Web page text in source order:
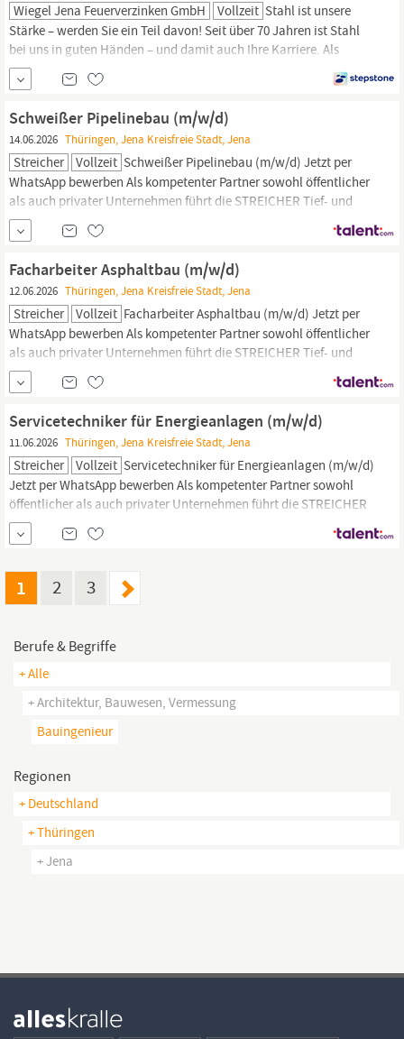
Wiegel Jena Feuerverzinken GmbH Vollzeit Stahl ist unsere
Stärke – werden Sie ein Teil davon! Seit über 70 Jahren ist Stahl
bei uns in guten Händen – und damit auch Ihre Karriere. Als
inhaber­geführtes Familien­unter­nehmen mit über 1.500
Mitarbeitenden an 39 Standorten stehen wir für Sicher­heit,
Wachstum und Qualität im metallischen Korrosions­schutz,
Gittermast- und Tele­kommunikations­bau
Schweißer Pipelinebau (m/w/d)
14.06.2026 Thüringen, Jena Kreisfreie Stadt, Jena
Streicher Vollzeit Schweißer Pipelinebau (m/w/d) Jetzt per
WhatsApp bewerben Als kompetenter Partner sowohl öffentlicher
als auch privater Unternehmen führt die STREICHER Tief- und
Ingenieurbau
Jena
Größenordnungen in Thüringen, Sachsen, Sachsen-Anhalt,
Berlin, Brandenburg, Mecklenburg-Vorpommern und im
nordbayerischen Raum...
Facharbeiter Asphaltbau (m/w/d)
12.06.2026 Thüringen, Jena Kreisfreie Stadt, Jena
Streicher Vollzeit Facharbeiter Asphaltbau (m/w/d) Jetzt per
WhatsApp bewerben Als kompetenter Partner sowohl öffentlicher
als auch privater Unternehmen führt die STREICHER Tief- und
Ingenieurbau
Jena
Größenordnungen in Thüringen, Sachsen, Sachsen-Anhalt,
Berlin, Brandenburg, Mecklenburg-Vorpommern und im
nordbayerischen...
Servicetechniker für Energieanlagen (m/w/d)
11.06.2026 Thüringen, Jena Kreisfreie Stadt, Jena
Streicher Vollzeit Servicetechniker für Energieanlagen (m/w/d)
Jetzt per WhatsApp bewerben Als kompetenter Partner sowohl
öffentlicher als auch privater Unternehmen führt die STREICHER
Tief- und Ingenieurbau
Projekte aller Größenordnungen in Thüringen, Sachsen, Sachsen-
1 2 3
Berufe & Begriffe
+ Alle
+ Architektur, Bauwesen, Vermessung
Bauingenieur
Regionen
+ Deutschland
+ Thüringen
+ Jena